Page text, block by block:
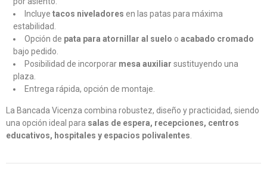
Incluye tacos niveladores en las patas para máxima
estabilidad.
Opción de pata para atornillar al suelo o acabado cromado
bajo pedido.
Posibilidad de incorporar mesa auxiliar sustituyendo una
plaza.
Entrega rápida, opción de montaje.
La Bancada Vicenza combina robustez, diseño y practicidad, siendo
una opción ideal para salas de espera, recepciones, centros
educativos, hospitales y espacios polivalentes